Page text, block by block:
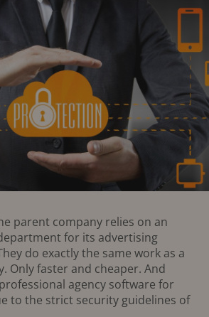
parent company relies on an
for its advertising
do exactly the same work as a
Only faster and cheaper. And
agency software for
to the strict security guidelines of